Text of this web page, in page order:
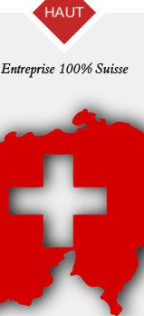
HAUT
Entreprise 100% Suisse